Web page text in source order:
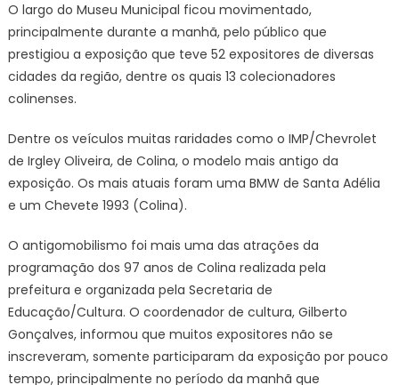
O largo do Museu Municipal ficou movimentado,
principalmente durante a manhã, pelo público que
prestigiou a exposição que teve 52 expositores de diversas
cidades da região, dentre os quais 13 colecionadores
colinenses.
Dentre os veículos muitas raridades como o IMP/Chevrolet
de Irgley Oliveira, de Colina, o modelo mais antigo da
exposição. Os mais atuais foram uma BMW de Santa Adélia
e um Chevete 1993 (Colina).
O antigomobilismo foi mais uma das atrações da
programação dos 97 anos de Colina realizada pela
prefeitura e organizada pela Secretaria de
Educação/Cultura. O coordenador de cultura, Gilberto
Gonçalves, informou que muitos expositores não se
inscreveram, somente participaram da exposição por pouco
tempo, principalmente no período da manhã que